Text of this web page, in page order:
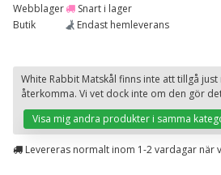
Webblager
Snart i lager
Butik
Endast hemleverans
White Rabbit Matskål finns inte att tillgå
återkomma. Vi vet dock inte om den gör
Visa mig andra produkter i samma
Levereras normalt inom 1-2 vardagar när